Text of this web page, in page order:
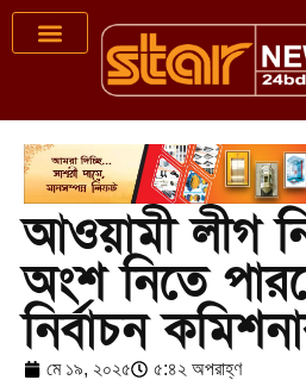
আওয়ামী লীগ
অংশ নিতে
নির্বাচন
মে ১৯, ২০২৫ ৫:৪২ অপরাহ্ণ